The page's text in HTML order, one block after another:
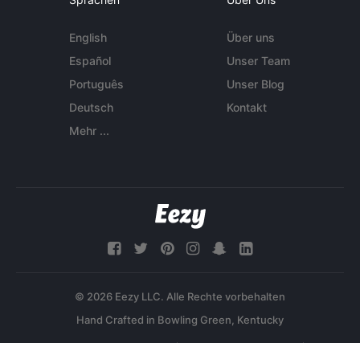
English
Español
Português
Deutsch
Mehr ...
Über uns
Unser Team
Unser Blog
Kontakt
© 2026 Eezy LLC. Alle Rechte vorbehalten